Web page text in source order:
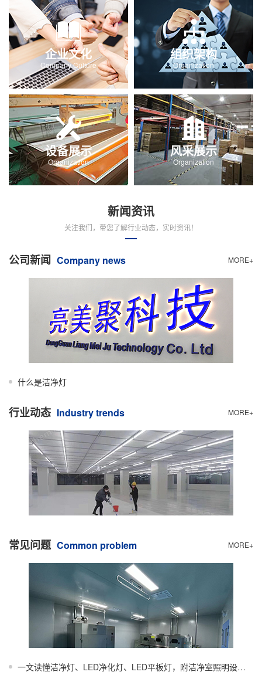
企业文化
Company Culture
组织架构
Organization
设备展示
Organization
风采展示
Organization
新闻资讯
关注我们，带您了解行业动态，实时资讯！
MORE+
公司新闻 Company news
什么是洁净灯
MORE+
行业动态 Industry trends
MORE+
常见问题 Common problem
一文读懂洁净灯、LED净化灯、LED平板灯，附洁净室照明设计要点